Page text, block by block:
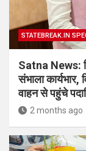
STATEBREAK.IN
Satna News:
संभाला
वाहन से पहुंचे
2 months ago